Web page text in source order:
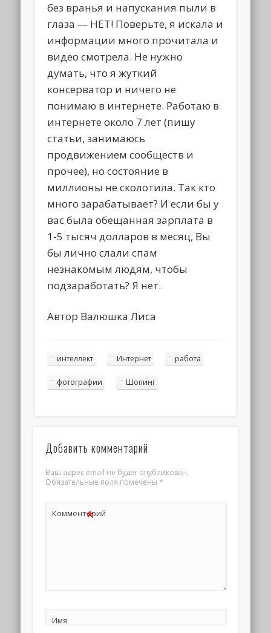
без вранья и напускания пыли в
глаза — НЕТ! Поверьте, я искала и
информации много прочитала и
видео смотрела. Не нужно
думать, что я жуткий
консерватор и ничего не
понимаю в интернете. Работаю в
интернете около 7 лет (пишу
статьи, занимаюсь
продвижением сообществ и
прочее), но состояние в
миллионы не сколотила. Так кто
много зарабатывает? И если бы у
вас была обещанная зарплата в
1-5 тысяч долларов в месяц, Вы
бы лично слали спам
незнакомым людям, чтобы
подзаработать? Я нет.
Автор Валюшка Лиса
интеллект Интернет работа
фотографии Шопинг
Добавить комментарий
Ваш адрес email не будет опубликован.
Обязательные поля помечены *
Комментарий
*
Имя